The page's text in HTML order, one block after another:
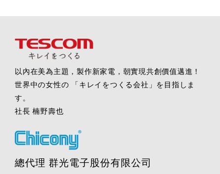
以內在美為主題，製作新家電，朝實現共創價值邁進！
世界中の女性の 「キレイをつくる会社」を目指しま
す。
社長 楠野壽也
總代理 群光電子股份有限公司